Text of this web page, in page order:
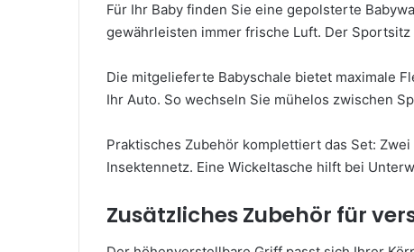
Für Ihr Baby finden Sie eine gepolsterte
gewährleisten immer frische Luft. Der
Die mitgelieferte Babyschale bietet maximale
Ihr Auto. So wechseln Sie mühelos zwischen
Praktisches Zubehör komplettiert das Set:
Insektennetz. Eine Wickeltasche hilft bei
Zusätzliches Zubehör für